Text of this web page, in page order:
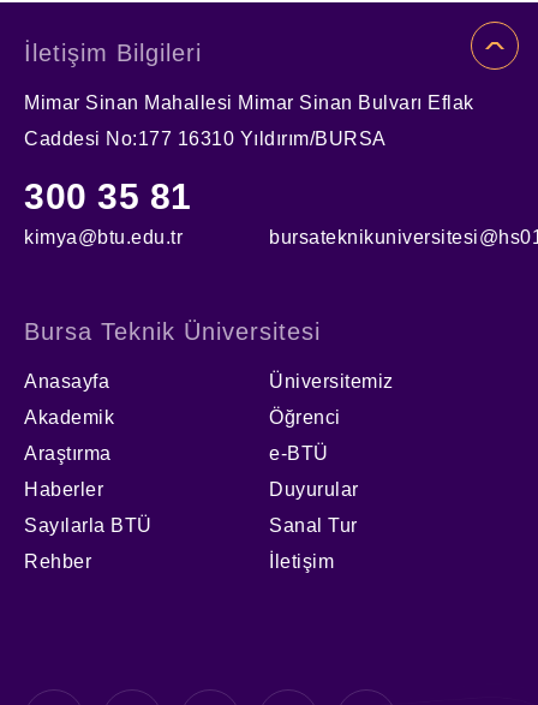
İletişim Bilgileri
Mimar Sinan Mahallesi Mimar Sinan Bulvarı Eflak
Caddesi No:177 16310 Yıldırım/BURSA
300 35 81
kimya@btu.edu.tr
Bursa Teknik Üniversitesi
Anasayfa
Üniversitemiz
Akademik
Öğrenci
Araştırma
e-BTÜ
Haberler
Duyurular
Sayılarla BTÜ
Sanal Tur
Rehber
İletişim